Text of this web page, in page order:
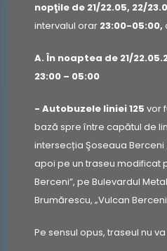
nopţile de 21/22.05, 22/
intervalul orar 23:00-05:00,
A. În noaptea de 21/
23:00 – 05:00
- Autobuzele liniei 125 vor
bază spre între capătul de
intersecția Şoseaua
apoi pe un traseu modificat
Berceni”, pe Bulevardul
Brumărescu, „Vulcan
Pe sensul opus, traseul nu